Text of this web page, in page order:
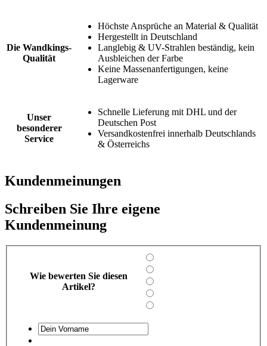
Die Wandkings-
Qualität
Höchste Ansprüche an Material & Qualität
Hergestellt in Deutschland
Langlebig & UV-Strahlen beständig, kein
Ausbleichen der Farbe
Keine Massenanfertigungen, keine
Lagerware
Unser
besonderer
Service
Schnelle Lieferung mit DHL und der
Deutschen Post
Versandkostenfrei innerhalb Deutschlands
& Österreichs
Kundenmeinungen
Schreiben Sie Ihre eigene
Kundenmeinung
Wie bewerten Sie diesen
Artikel?